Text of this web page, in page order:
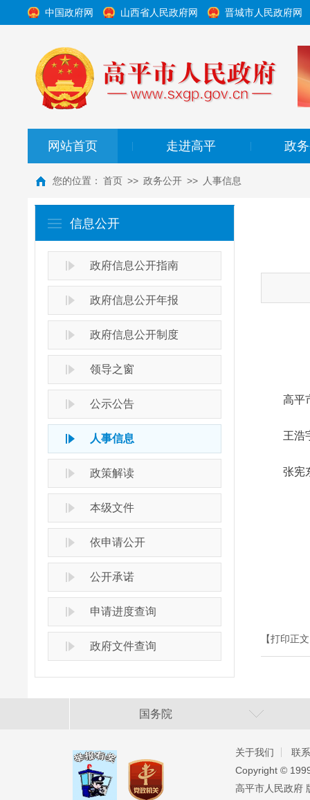
中国政府网 山西省人民政府网 晋城市人民政府网
网站首页 走进高平 政
您的位置： 首页 >> 政务公开 >> 人事信息
信息公开
政府信息公开指南
政府信息公开年报
政府信息公开制度
领导之窗
公示公告
人事信息
政策解读
本级文件
依申请公开
公开承诺
申请进度查询
政府文件查询
高平市
王浩宇
张宪东
【打印正
国务院
关于我们
联
Copyright ©️
高平市人民政府